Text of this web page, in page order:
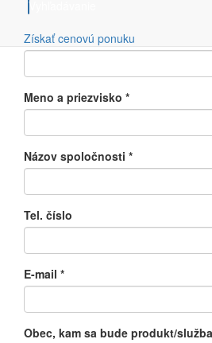
Vyhľadávanie
Získať cenovú ponuku
Typ zariadenia
Meno a priezvisko *
Názov spoločnosti *
Tel. číslo
E-mail *
Obec, kam sa bude produkt/